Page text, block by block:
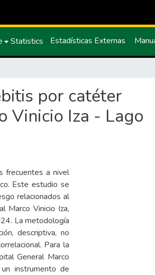
Statistics Estadísticas Externas
por catéter
Vinicio Iza - Lago
frecuentes a nivel
Este estudio se
relacionados al
Marco Vinicio Iza,
La metodología
descriptiva, no
Para la
General Marco
instrumento de